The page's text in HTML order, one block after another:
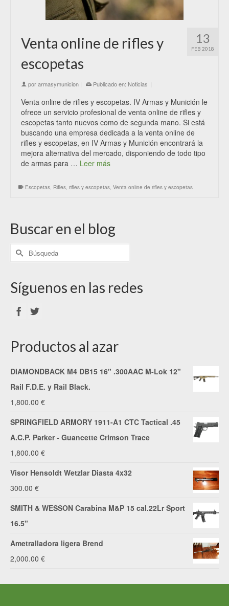
13
FEB 2018
Venta online de rifles y
escopetas
porarmasymunicion | Publicado en: Noticias |
Venta online de rifles y escopetas. IV Armas y Munición le
ofrece un servicio profesional de venta online de rifles y
escopetas tanto nuevos como de segunda mano. Si está
buscando una empresa dedicada a la venta online de
rifles y escopetas, en IV Armas y Munición encontrará la
mejora alternativa del mercado, disponiendo de todo tipo
de armas para … Leer más
Escopetas, Rifles, rifles y escopetas, Venta online de rifles y escopetas
Buscar en el blog
Síguenos en las redes
Productos al azar
DIAMONDBACK M4 DB15 16" .300AAC M-Lok 12"
Rail F.D.E. y Rail Black.
1,800.00 €
SPRINGFIELD ARMORY 1911-A1 CTC Tactical .45
A.C.P. Parker - Guancette Crimson Trace
1,800.00 €
Visor Hensoldt Wetzlar Diasta 4x32
300.00 €
SMITH & WESSON Carabina M&P 15 cal.22Lr Sport
16.5"
Ametralladora ligera Brend
2,000.00 €